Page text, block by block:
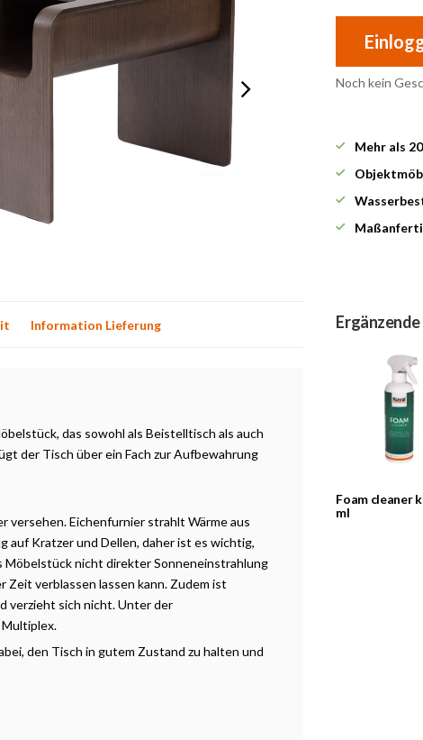
Noch kein
Mehr als
Information Lieferung
das sowohl als Beistelltisch als auch
der Tisch über ein Fach zur Aufbewahrung
versehen. Eichenfurnier strahlt Wärme aus
auf Kratzer und Dellen, daher ist es wichtig,
Möbelstück nicht direkter Sonneneinstrahlung
Zeit verblassen lassen kann. Zudem ist
verzieht sich nicht. Unter der
den Tisch in gutem Zustand zu halten und
Foam cleaner
ml